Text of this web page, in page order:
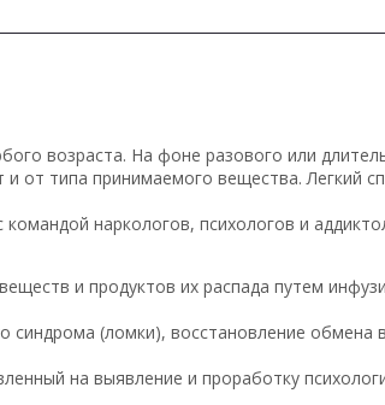
возраста. На фоне разового или
от типа принимаемого вещества. Легкий
наркологов, психологов и
и продуктов их распада путем
(ломки), восстановление обмена
на выявление и проработку